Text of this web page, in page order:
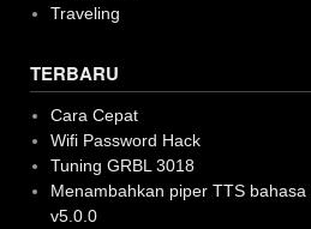
Traveling
TERBARU
Cara Cepat
Wifi Password Hack
Tuning GRBL 3018
Menambahkan piper TTS
v5.0.0